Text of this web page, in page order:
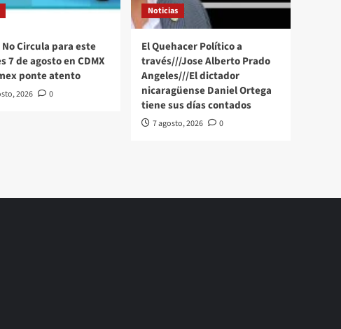
No Circula para este
7 de agosto en CDMX
ponte atento
2026 0
Noticias
El Quehacer Político a
través///Jose Alberto Prado
Angeles///El dictador
nicaragüense Daniel Ortega
tiene sus días contados
7 agosto, 2026 0